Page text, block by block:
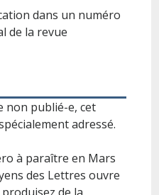
dans un numéro
de la revue
non publié-e, cet
adressé.
à paraître en Mars
des Lettres ouvre